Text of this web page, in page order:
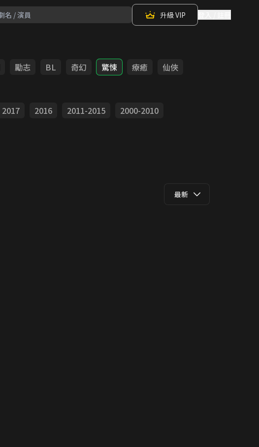
升級 VIP
勵志 BL 奇幻 驚悚 療癒
仙俠
2017 2016 2011-2015
2000-2010
最新